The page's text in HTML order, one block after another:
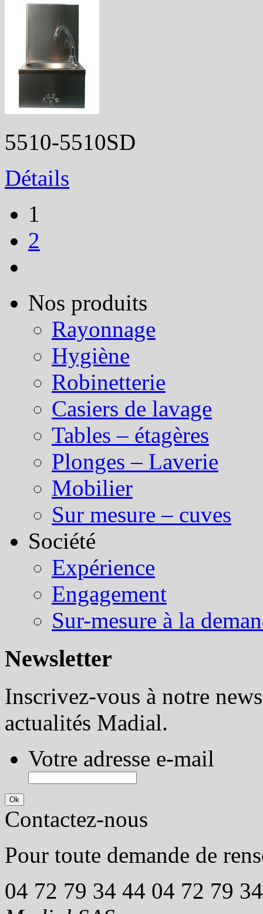
5510-5510SD
Détails
1
2
Nos produits
Rayonnage
Hygiène
Robinetterie
Casiers de lavage
Tables – étagères
Plonges – Laverie
Mobilier
Sur mesure – cuves
Société
Expérience
Engagement
Sur-mesure à la
Newsletter
Inscrivez-vous à notre
actualités Madial.
Votre adresse e-mail
Contactez-nous
Pour toute demande de
04 72 79 34 44 04 72 79